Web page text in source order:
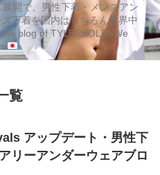
開で、男性下着・メンズアン
下着を国内はもちろん世界中
blog of TYLERBOLD! We
覧
アップデート・男性下
リーアンダーウェアブロ